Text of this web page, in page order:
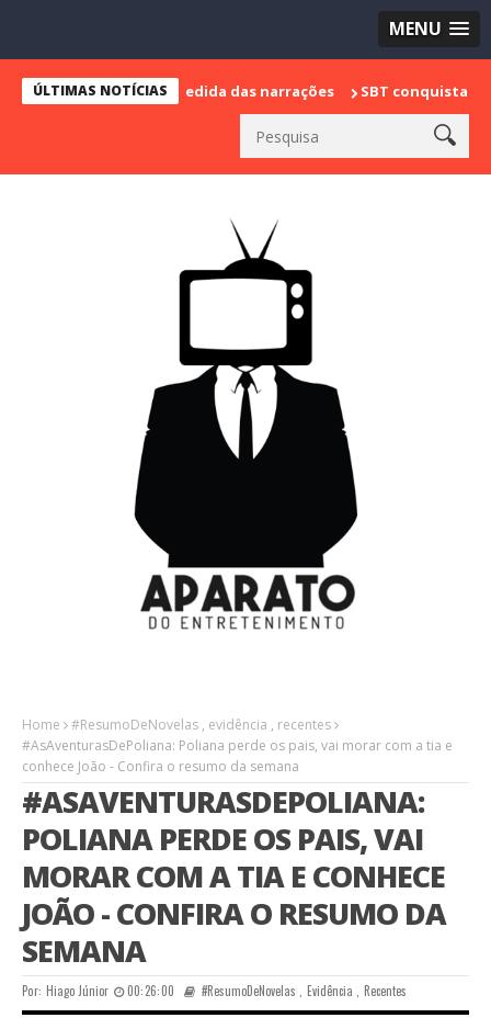
MENU
ÚLTIMAS NOTÍCIAS
sua despedida das narrações SBT conquista a vice
Home #ResumoDeNovelas , evidência , recentes
#AsAventurasDePoliana: Poliana perde os pais, vai morar com a tia e
conhece João - Confira o resumo da semana
#ASAVENTURASDEPOLIANA:
POLIANA PERDE OS PAIS, VAI
MORAR COM A TIA E CONHECE
JOÃO - CONFIRA O RESUMO DA
SEMANA
Por: Hiago Júnior 00:26:00 #ResumoDeNovelas ,Evidência Recentes